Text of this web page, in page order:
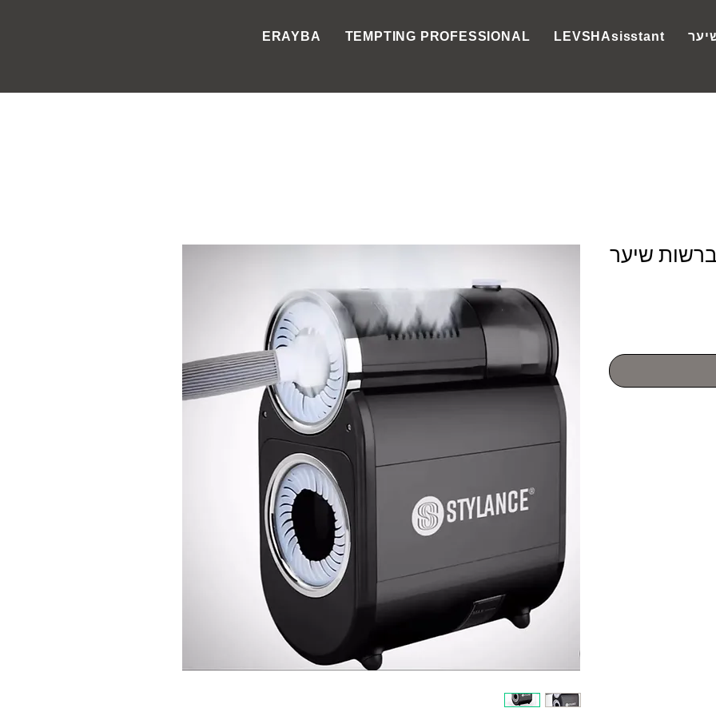
ERAYBA TEMPTING PROFESSIONAL LEVSHAsisstant
שיער